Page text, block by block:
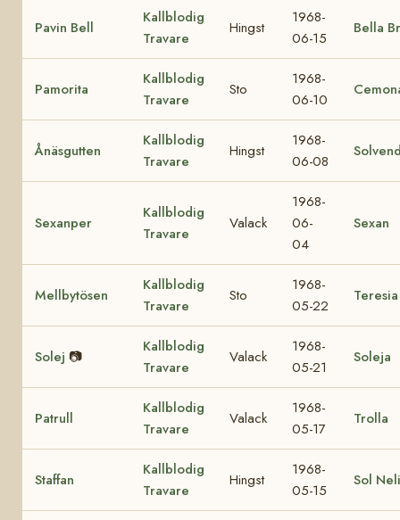
Pavin Bell
Kallblodig
Travare
Hingst
1968-
06-15
Bella
Pamorita
Kallblodig
Travare
Sto
1968-
06-10
Ånäsgutten
Kallblodig
Travare
Hingst
1968-
06-08
Sexanper
Kallblodig
Travare
Valack
1968-
06-
04
Sexan
Mellbytösen
Kallblodig
Travare
Sto
1968-
05-22
Teresia
Solej 📷
Kallblodig
Travare
Valack
1968-
05-21
Soleja
Patrull
Kallblodig
Travare
Valack
1968-
05-17
Trolla
Staffan
Kallblodig
Travare
Hingst
1968-
05-15
Sol Neli